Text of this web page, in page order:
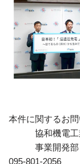
本件に関するお
協和機電工
事業開発部
095-801-2056